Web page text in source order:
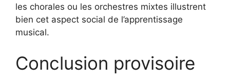
les chorales ou les orchestres mixtes illustrent
bien cet aspect social de l’apprentissage
musical.
Conclusion provisoire